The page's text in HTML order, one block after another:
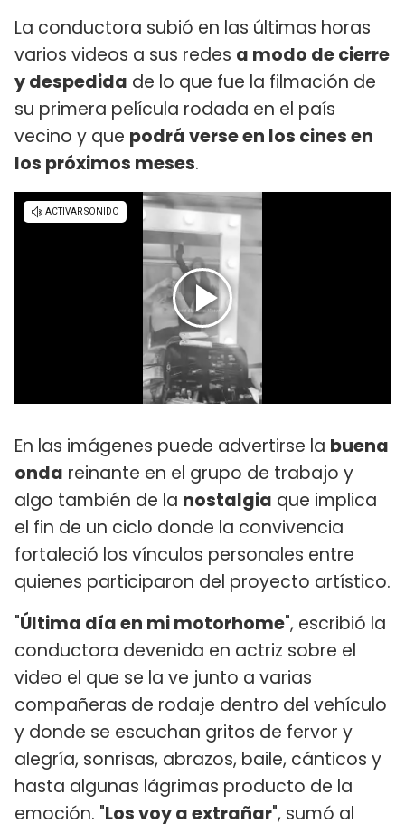
La conductora subió en las últimas horas
varios videos a sus redes a modo de cierre
y despedida de lo que fue la filmación de
su primera película rodada en el país
vecino y que podrá verse en los cines en
los próximos meses.
En las imágenes puede advertirse la buena
onda reinante en el grupo de trabajo y
algo también de la nostalgia que implica
el fin de un ciclo donde la convivencia
fortaleció los vínculos personales entre
quienes participaron del proyecto artístico.
"Última día en mi motorhome", escribió la
conductora devenida en actriz sobre el
video el que se la ve junto a varias
compañeras de rodaje dentro del vehículo
y donde se escuchan gritos de fervor y
alegría, sonrisas, abrazos, baile, cánticos y
hasta algunas lágrimas producto de la
emoción. "Los voy a extrañar", sumó al